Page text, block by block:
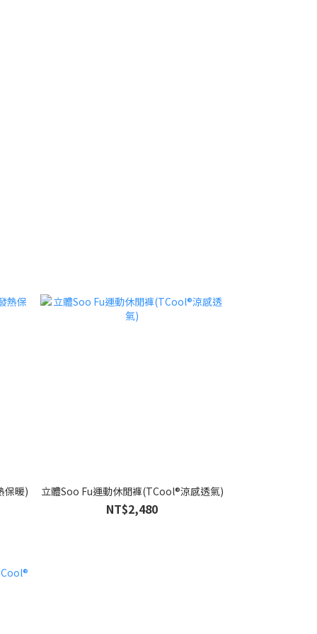
保暖) 立體Soo Fu運動休閒褲(TCool®涼感透氣)
NT$2,480